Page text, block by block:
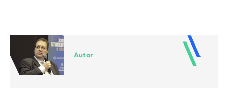
Autor